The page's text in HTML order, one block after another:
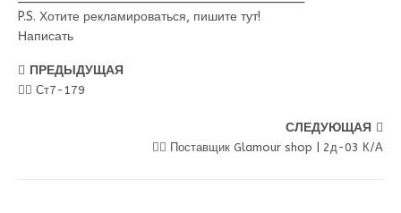
P.S. Хотите рекламироваться, пишите тут!
Написать
ПРЕДЫДУЩАЯ
💁‍♂ Ст7-179
СЛЕДУЮЩАЯ
💁‍♂ Поставщик Glamour shop | 2д-03 К/А